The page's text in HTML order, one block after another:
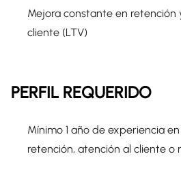
Mejora constante en retención
cliente (LTV)
PERFIL REQUERIDO
Mínimo 1 año de experiencia
retención, atención al cliente o